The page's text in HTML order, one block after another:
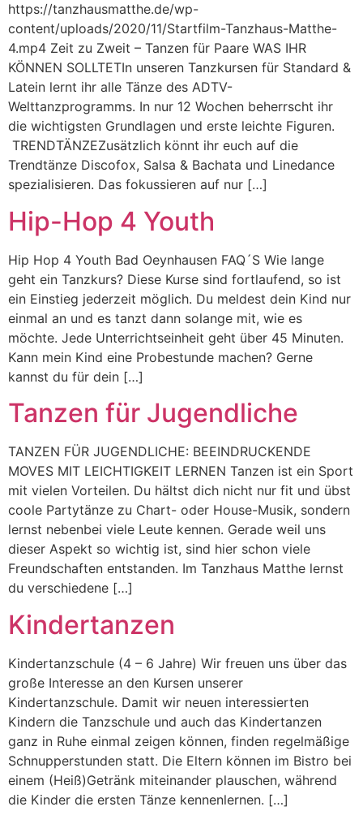
https://tanzhausmatthe.de/wp-
content/uploads/2020/11/Startfilm-Tanzhaus-Matthe-
4.mp4 Zeit zu Zweit – Tanzen für Paare WAS IHR
KÖNNEN SOLLTETIn unseren Tanzkursen für Standard &
Latein lernt ihr alle Tänze des ADTV-
Welttanzprogramms. In nur 12 Wochen beherrscht ihr
die wichtigsten Grundlagen und erste leichte Figuren.
TRENDTÄNZEZusätzlich könnt ihr euch auf die
Trendtänze Discofox, Salsa & Bachata und Linedance
spezialisieren. Das fokussieren auf nur […]
Hip-Hop 4 Youth
Hip Hop 4 Youth Bad Oeynhausen FAQ´S Wie lange
geht ein Tanzkurs? Diese Kurse sind fortlaufend, so ist
ein Einstieg jederzeit möglich. Du meldest dein Kind nur
einmal an und es tanzt dann solange mit, wie es
möchte. Jede Unterrichtseinheit geht über 45 Minuten.
Kann mein Kind eine Probestunde machen? Gerne
kannst du für dein […]
Tanzen für Jugendliche
TANZEN FÜR JUGENDLICHE: BEEINDRUCKENDE
MOVES MIT LEICHTIGKEIT LERNEN Tanzen ist ein Sport
mit vielen Vorteilen. Du hältst dich nicht nur fit und übst
coole Partytänze zu Chart- oder House-Musik, sondern
lernst nebenbei viele Leute kennen. Gerade weil uns
dieser Aspekt so wichtig ist, sind hier schon viele
Freundschaften entstanden. Im Tanzhaus Matthe lernst
du verschiedene […]
Kindertanzen
Kindertanzschule (4 – 6 Jahre) Wir freuen uns über das
große Interesse an den Kursen unserer
Kindertanzschule. Damit wir neuen interessierten
Kindern die Tanzschule und auch das Kindertanzen
ganz in Ruhe einmal zeigen können, finden regelmäßige
Schnupperstunden statt. Die Eltern können im Bistro bei
einem (Heiß)Getränk miteinander plauschen, während
die Kinder die ersten Tänze kennenlernen. […]